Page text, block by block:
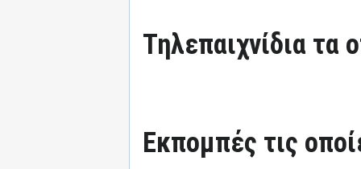
Τηλεπαιχνίδια τα
Εκπομπές τις